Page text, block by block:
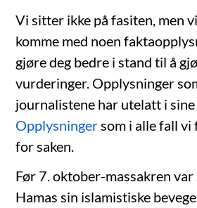
Vi sitter ikke på fasiten, men
komme med noen
gjøre deg bedre i stand til å
vurderinger. Opplysninger
journalistene har utelatt i
Opplysninger som i alle fall
for saken.
Før 7. oktober-massakren var
Hamas sin islamistiske